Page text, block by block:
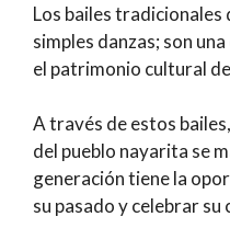
Los bailes tradicionales
simples danzas; son
el patrimonio cultural
A través de estos
del pueblo nayarita se
generación tiene la
su pasado y celebrar su